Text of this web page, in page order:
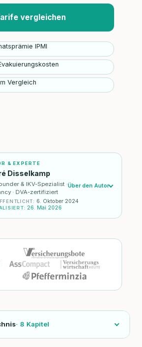
vergleichen
IPMI
Vergleich
& EXPERTE
Disselkamp
& IKV-Spezialist ·
· DVA-zertifiziert
: 6. Oktober 2024
: 26. Mai 2026
Über den Autor
· 8 Kapitel